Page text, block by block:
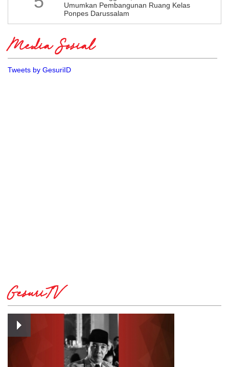
Umumkan Pembangunan Ruang Kelas
Ponpes Darussalam
Media Sosial
Tweets by GesuriID
GesuriTV